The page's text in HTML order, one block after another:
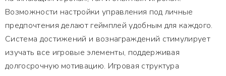
Возможности настройки управления под личные
предпочтения делают геймплей удобным для каждого.
Система достижений и вознаграждений стимулирует
изучать все игровые элементы, поддерживая
долгосрочную мотивацию. Игровая структура